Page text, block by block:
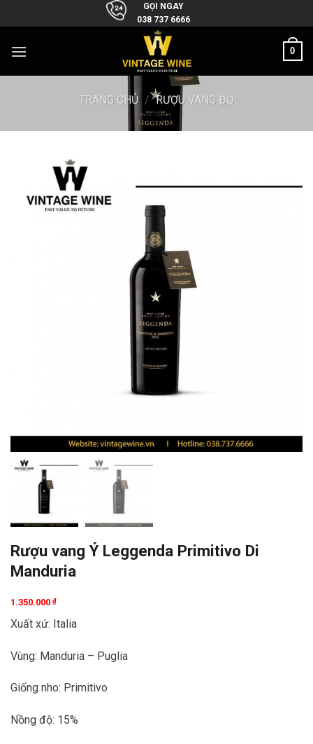
to
GỌI NGAY
038 737 6666
0
TRANG CHỦ / RƯỢU VANG ĐỎ
Rượu vang Ý Leggenda Primitivo Di
Manduria
1.350.000 ₫
Xuất xứ: Italia
Vùng: Manduria – Puglia
Giống nho: Primitivo
Nồng độ: 15%